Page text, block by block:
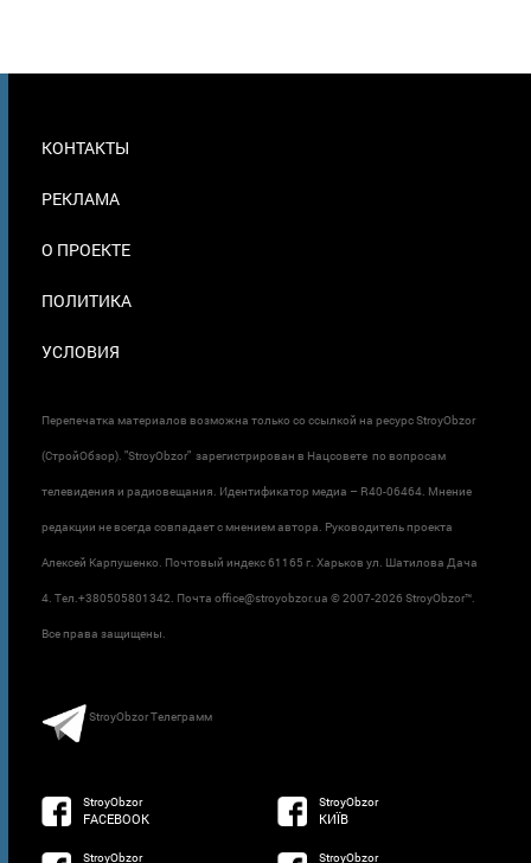
В
КОНТАКТЫ
РЕКЛАМА
О ПРОЕКТЕ
ПОЛИТИКА
УСЛОВИЯ
Перепечатка материалов возможна только со ссылкой на ресурс StroyObzor
(СтройОбзор). "StroyObzor" зарегистрирован в Нацсовете по вопросам
телевидения и радиовещания. Идентификатор медиа – R40-06464. Мнение
редакции не всегда совпадает с мнением автора. Руководитель проекта
Алексей Карпушенко. Почтовый индекс 61165 г. Харьков ул. Шатилова Дача
4. Тел.+380505801342. Почта office@stroyobzor.ua © 2007-2026 StroyObzor™.
Все права защищены.
StroyObzor Телеграмм
StroyObzor
FACEBOOK
StroyObzor
КИЇВ
StroyObzor StroyObzor